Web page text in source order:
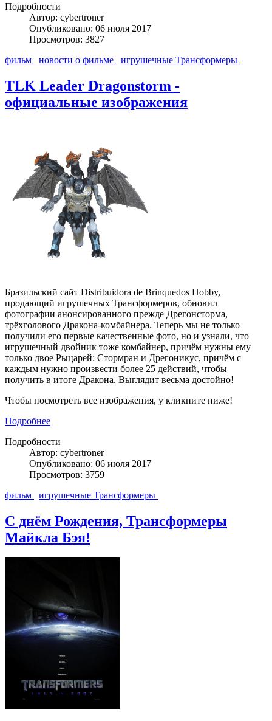
Подробности
Автор: cybertroner
Опубликовано: 06 июля 2017
Просмотров: 3827
фильм
новости о фильме игрушечные Трансформеры
TLK Leader Dragonstorm -
официальные изображения
Бразильский сайт Distribuidora de Brinquedos Hobby,
продающий игрушечных Трансформеров, обновил
фотографии анонсированного прежде Дрегонсторма,
трёхголового Дракона-комбайнера. Теперь мы не только
получили его первые качественные фото, но и узнали, что
игрушечный двойник тоже комбайнер, причём нужны ему
только двое Рыцарей: Стормран и Дрегоникус, причём с
каждым нужно произвести более 25 действий, чтобы
получить в итоге Дракона. Выглядит весьма достойно!
Чтобы посмотреть все изображения, у кликните ниже!
Подробнее
Подробности
Автор: cybertroner
Опубликовано: 06 июля 2017
Просмотров: 3759
фильм
игрушечные Трансформеры
С днём Рождения, Трансформеры
Майкла Бэя!